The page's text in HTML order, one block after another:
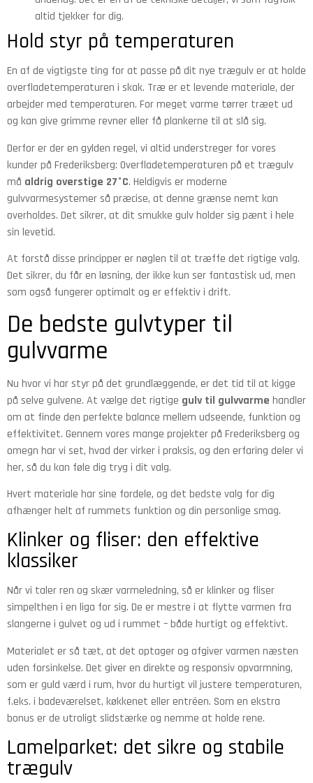
altid tjekker for dig.
Hold styr på temperaturen
En af de vigtigste ting for at passe på dit nye trægulv er at holde
overfladetemperaturen i skak. Træ er et levende materiale, der
arbejder med temperaturen. For meget varme tørrer træet ud
og kan give grimme revner eller få plankerne til at slå sig.
Derfor er der en gylden regel, vi altid understreger for vores
kunder på Frederiksberg: Overfladetemperaturen på et trægulv
må aldrig overstige 27°C. Heldigvis er moderne
gulvvarmesystemer så præcise, at denne grænse nemt kan
overholdes. Det sikrer, at dit smukke gulv holder sig pænt i hele
sin levetid.
At forstå disse principper er nøglen til at træffe det rigtige valg.
Det sikrer, du får en løsning, der ikke kun ser fantastisk ud, men
som også fungerer optimalt og er effektiv i drift.
De bedste gulvtyper til
gulvvarme
Nu hvor vi har styr på det grundlæggende, er det tid til at kigge
på selve gulvene. At vælge det rigtige gulv til gulvvarme handler
om at finde den perfekte balance mellem udseende, funktion og
effektivitet. Gennem vores mange projekter på Frederiksberg og
omegn har vi set, hvad der virker i praksis, og den erfaring deler vi
her, så du kan føle dig tryg i dit valg.
Hvert materiale har sine fordele, og det bedste valg for dig
afhænger helt af rummets funktion og din personlige smag.
Klinker og fliser: den effektive
klassiker
Når vi taler ren og skær varmeledning, så er klinker og fliser
simpelthen i en liga for sig. De er mestre i at flytte varmen fra
slangerne i gulvet og ud i rummet – både hurtigt og effektivt.
Materialet er så tæt, at det optager og afgiver varmen næsten
uden forsinkelse. Det giver en direkte og responsiv opvarmning,
som er guld værd i rum, hvor du hurtigt vil justere temperaturen,
f.eks. i badeværelset, køkkenet eller entréen. Som en ekstra
bonus er de utroligt slidstærke og nemme at holde rene.
Lamelparket: det sikre og stabile
trægulv